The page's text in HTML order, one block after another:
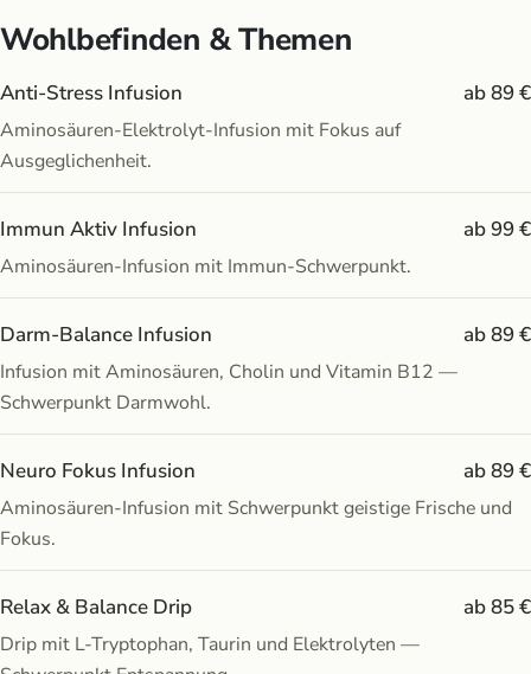
Wohlbefinden & Themen
Anti-Stress Infusion ab 89 €
Aminosäuren-Elektrolyt-Infusion mit Fokus auf
Ausgeglichenheit.
Immun Aktiv Infusion ab 99 €
Aminosäuren-Infusion mit Immun-Schwerpunkt.
Darm-Balance Infusion ab 89 €
Infusion mit Aminosäuren, Cholin und Vitamin B12 —
Schwerpunkt Darmwohl.
Neuro Fokus Infusion ab 89 €
Aminosäuren-Infusion mit Schwerpunkt geistige Frische und
Fokus.
Relax & Balance Drip ab 85 €
Drip mit L-Tryptophan, Taurin und Elektrolyten —